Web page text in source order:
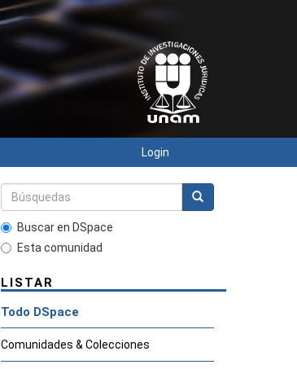
Login
Buscar en DSpace
Esta comunidad
LISTAR
Todo DSpace
Comunidades & Colecciones